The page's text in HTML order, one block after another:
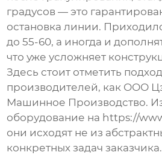
градусов — это
остановка линии.
до 55-60, а иногда и
что уже усложняет
Здесь стоит отметить
производителей, как ООО
Машинное Производство.
оборудование на https://
они исходят не из
конкретных задач